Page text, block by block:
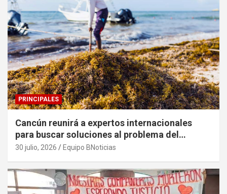
PRINCIPALES
Cancún reunirá a expertos internacionales
para buscar soluciones al problema del
sargazo
30 julio, 2026 Equipo BNoticias